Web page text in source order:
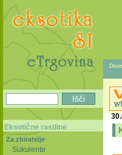
Eksotične rastline
Za zbiratelje
Sukulente